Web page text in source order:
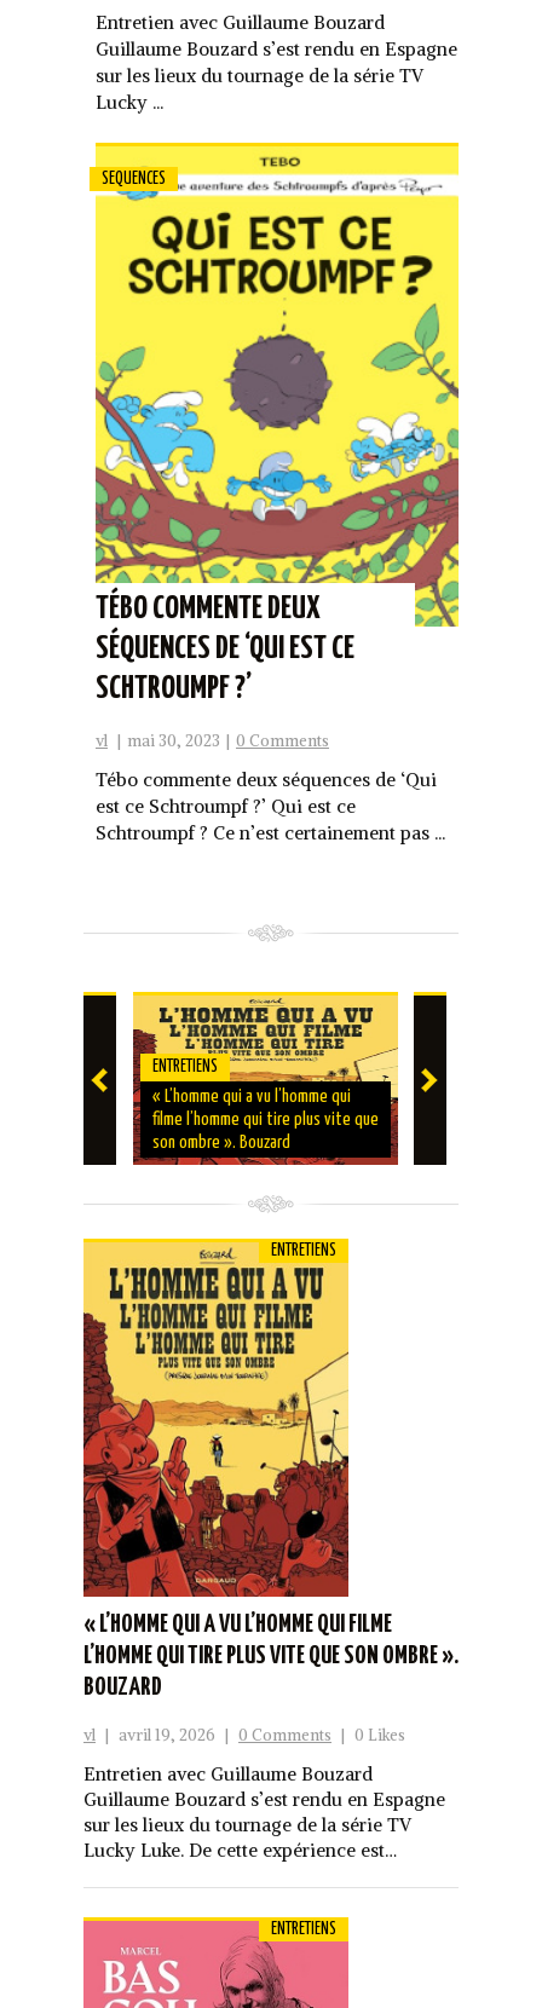
Entretien avec Guillaume Bouzard
Guillaume Bouzard s’est rendu en Espagne
sur les lieux du tournage de la série TV
Lucky ...
SEQUENCES
TÉBO COMMENTE DEUX
SÉQUENCES DE ‘QUI EST CE
SCHTROUMPF ?’
vl | mai 30, 2023 | 0 Comments
Tébo commente deux séquences de ‘Qui
est ce Schtroumpf ?’ Qui est ce
Schtroumpf ? Ce n’est certainement pas ...
ENTRETIENS
« L’homme qui a vu l’homme qui
filme l’homme qui tire plus vite que
son ombre ». Bouzard
ENTRETIENS
« L’HOMME QUI A VU L’HOMME QUI FILME
L’HOMME QUI TIRE PLUS VITE QUE SON OMBRE ».
BOUZARD
vl | avril 19, 2026 | 0 Comments | 0 Likes
Entretien avec Guillaume Bouzard
Guillaume Bouzard s’est rendu en Espagne
sur les lieux du tournage de la série TV
Lucky Luke. De cette expérience est…
ENTRETIENS